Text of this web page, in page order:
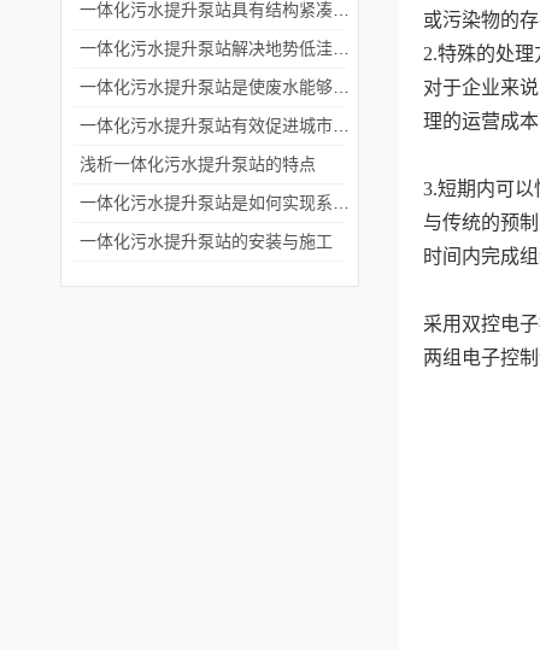
或污染物的
2.特殊的处
对于企业来
理的运营成
3.短期内可
与传统的预
时间内完成
采用双控电
两组电子控
浅析一体化污水提升泵站的特点
一体化污水提升泵站的安装与施工